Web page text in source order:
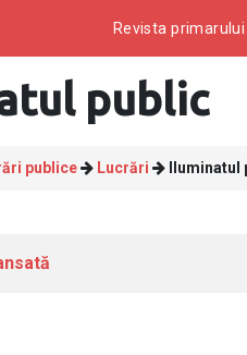
Revista primarului
public
publice Lucrări Iluminatul